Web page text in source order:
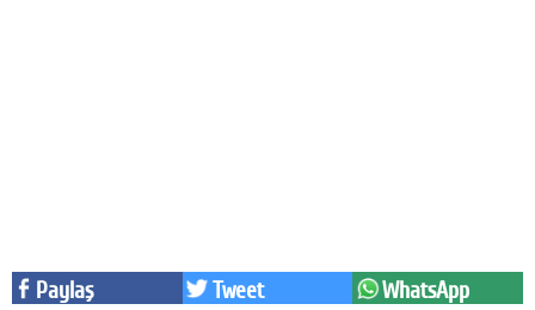
Bilim
Paylaş Tweet WhatsApp